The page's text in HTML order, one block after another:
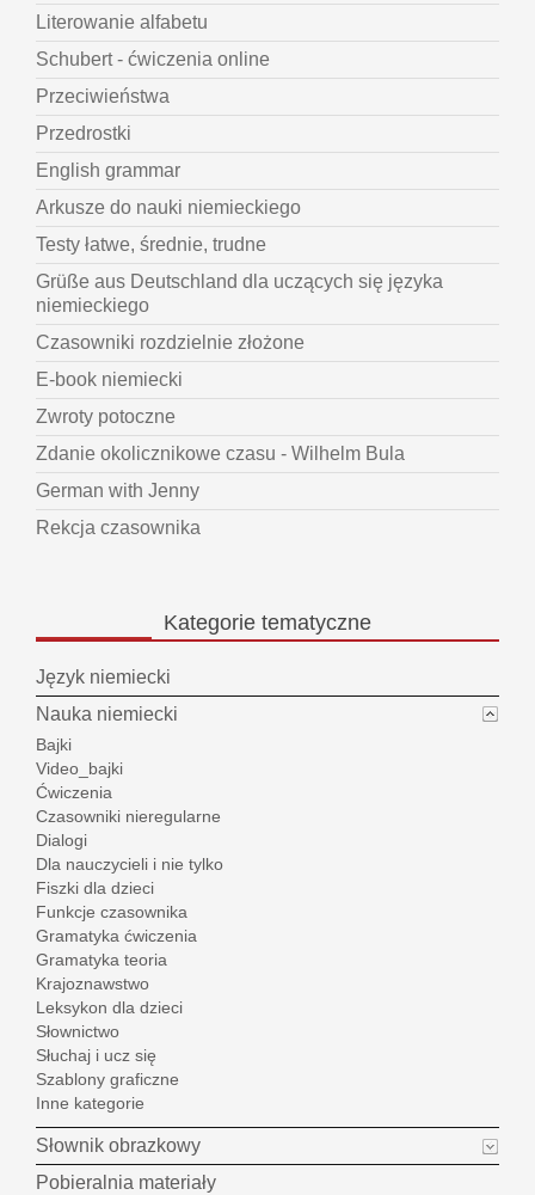
Literowanie alfabetu
Schubert - ćwiczenia online
Przeciwieństwa
Przedrostki
English grammar
Arkusze do nauki niemieckiego
Testy łatwe, średnie, trudne
Grüße aus Deutschland dla uczących się języka
niemieckiego
Czasowniki rozdzielnie złożone
E-book niemiecki
Zwroty potoczne
Zdanie okolicznikowe czasu - Wilhelm Bula
German with Jenny
Rekcja czasownika
Kategorie tematyczne
Język niemiecki
Nauka niemiecki
Bajki
Video_bajki
Ćwiczenia
Czasowniki nieregularne
Dialogi
Dla nauczycieli i nie tylko
Fiszki dla dzieci
Funkcje czasownika
Gramatyka ćwiczenia
Gramatyka teoria
Krajoznawstwo
Leksykon dla dzieci
Słownictwo
Słuchaj i ucz się
Szablony graficzne
Inne kategorie
Słownik obrazkowy
Pobieralnia materiały